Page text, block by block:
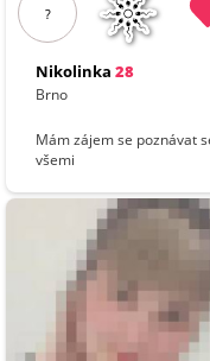
?
Nikolinka 28
Brno
Mám zájem se poznávat
všemi